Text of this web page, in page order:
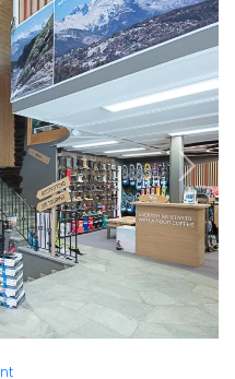
Next